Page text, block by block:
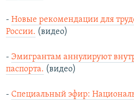
- Новые рекомендации для
России. (видео)
- Эмигрантам аннулируют
паспорта. (видео)
- Специальный эфир: